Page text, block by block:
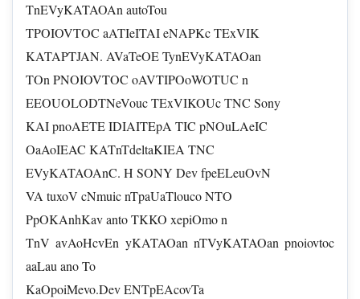
TnEVyKATAOAn autoTou
TPOIOVTOC aATIeITAI eNAPKc TExVIK
KATAPTJAN. AVaTeOE TynEVyKATAOan
TOn PNOIOVTOC oAVTIPOoWOTUC n
EEOUOLODTNeVouc TExVIKOUc TNC Sony
KAI pnoAETE IDIAITEpA TIC pNOuLAeIC
OaAoIEAC KATnTdeltaKIEA TNC
EVyKATAOAnC. H SONY Dev fpeELeuOvN
VA tuxoV cNmuic nTpaUaTlouco NTO
PpOKAnhKav anto TKKO xepiOmo n
TnV avAoHcvEn yKATAOan nTVyKATAOan pnoiovtoc
aaLau ano To
KaOpoiMevo.Dev ENTpEAcovTa